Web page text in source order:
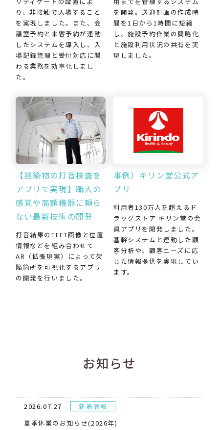
り、非接触で入場すること
を実現しました。また、会
議室予約と来客予約が連動
したシステムを導入し、入
場記録管理と受付対応に関
わる業務を効率化しまし
た。
を開発。送迎計画の作成時
間を1日から1時間に短縮
し、施設予約作業の簡略化
と施設利用状況の共有を実
現しました。
【建築物の打音検査を
アプリで実現】職人の
感覚や高額機器に頼ら
ない最新技術の開発
打音結果のTFFT画像と位置
情報などを組み合わせて
AR（拡張現実）によって欠
陥箇所を可視化するアプリ
の開発を行いました。
事例）キリン堂公式ア
プリ
利用者130万人を超えるド
ラッグストア キリン堂の会
員アプリを開発しました。
基幹システムと連動した顧
客分析や、顧客ニーズに応
じた情報提供を実現してい
ます。
お知らせ
2026.07.27
新着情報
夏季休業のお知らせ(2026年)